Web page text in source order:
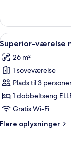
dobbeltværelse
Indlæs
alle
billeder
af
Superior-
værelse
med
eller
4
Superior-værelse
26 m²
1 soveværelse
Plads til 3 personer
1 dobbeltseng
Gratis Wi-Fi
Flere oplysninger
Flere